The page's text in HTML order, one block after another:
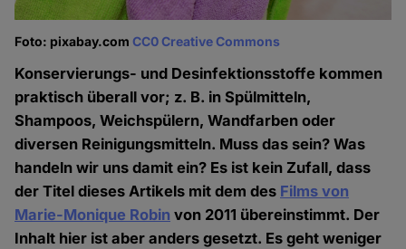
Foto: pixabay.comCC0 Creative Commons
Konservierungs- und Desinfektionsstoffe kommen
praktisch überall vor; z. B. in Spülmitteln,
Shampoos, Weichspülern, Wandfarben oder
diversen Reinigungsmitteln. Muss das sein? Was
handeln wir uns damit ein? Es ist kein Zufall, dass
der Titel dieses Artikels mit dem des Films von
Marie-Monique Robin von 2011 übereinstimmt. Der
Inhalt hier ist aber anders gesetzt. Es geht weniger